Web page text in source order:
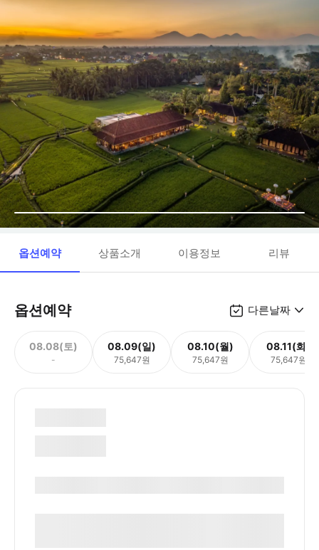
옵션예약 상품소개 이용정보 리뷰
옵션예약 다른날짜
08.08(토)
-
08.09(일)
75,647원
08.10(월)
75,647원
08.11(화)
75,647원